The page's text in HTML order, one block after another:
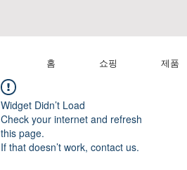
홈 쇼핑 제품
Widget Didn’t Load
Check your internet and refresh
this page.
If that doesn’t work, contact us.